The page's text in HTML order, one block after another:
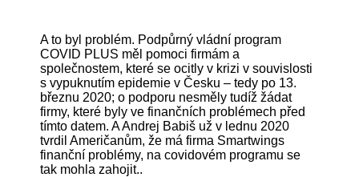
A to byl problém. Podpůrný vládní program
COVID PLUS měl pomoci firmám a
společnostem, které se ocitly v krizi v souvislosti
s vypuknutím epidemie v Česku – tedy po 13.
březnu 2020; o podporu nesměly tudíž žádat
firmy, které byly ve finančních problémech před
tímto datem. A Andrej Babiš už v lednu 2020
tvrdil Američanům, že má firma Smartwings
finanční problémy, na covidovém programu se
tak mohla zahojit..